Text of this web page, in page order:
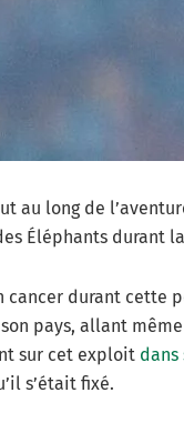
au long de
Éléphants durant
cancer durant
pays, allant
sur cet exploit dans
s’était fixé.